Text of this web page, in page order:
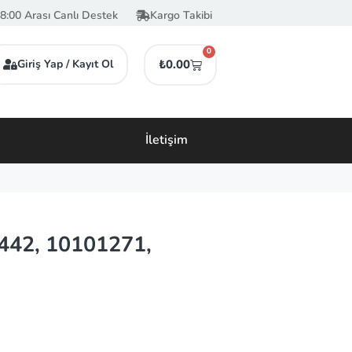
Arası Canlı Destek Kargo Takibi
Giriş Yap / Kayıt Ol ₺0.00
0
İletişim
10101271,